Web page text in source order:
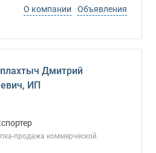
О компании
Объявления
Дмитрий
ИП
продажа коммерческой